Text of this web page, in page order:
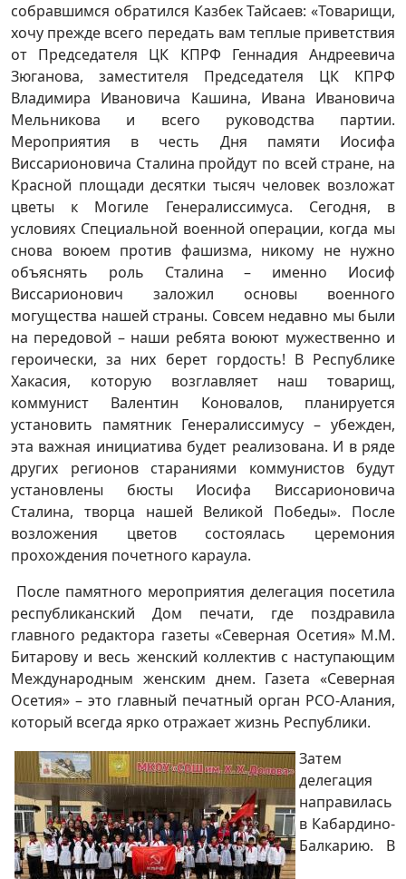
собравшимся обратился Казбек Тайсаев: «Товарищи,
хочу прежде всего передать вам теплые приветствия
от Председателя ЦК КПРФ Геннадия Андреевича
Зюганова, заместителя Председателя ЦК КПРФ
Владимира Ивановича Кашина, Ивана Ивановича
Мельникова и всего руководства партии.
Мероприятия в честь Дня памяти Иосифа
Виссарионовича Сталина пройдут по всей стране, на
Красной площади десятки тысяч человек возложат
цветы к Могиле Генералиссимуса. Сегодня, в
условиях Специальной военной операции, когда мы
снова воюем против фашизма, никому не нужно
объяснять роль Сталина – именно Иосиф
Виссарионович заложил основы военного
могущества нашей страны. Совсем недавно мы были
на передовой – наши ребята воюют мужественно и
героически, за них берет гордость! В Республике
Хакасия, которую возглавляет наш товарищ,
коммунист Валентин Коновалов, планируется
установить памятник Генералиссимусу – убежден,
эта важная инициатива будет реализована. И в ряде
других регионов стараниями коммунистов будут
установлены бюсты Иосифа Виссарионовича
Сталина, творца нашей Великой Победы». После
возложения цветов состоялась церемония
прохождения почетного караула.
После памятного мероприятия делегация посетила
республиканский Дом печати, где поздравила
главного редактора газеты «Северная Осетия» М.М.
Битарову и весь женский коллектив с наступающим
Международным женским днем. Газета «Северная
Осетия» – это главный печатный орган РСО-Алания,
который всегда ярко отражает жизнь Республики.
Затем
делегация
направилась
в Кабардино-
Балкарию. В